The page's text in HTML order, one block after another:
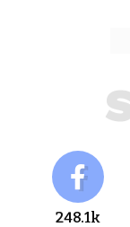
248.1k